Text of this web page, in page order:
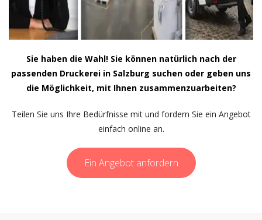
Sie haben die Wahl! Sie können natürlich nach der
passenden Druckerei in Salzburg suchen oder geben uns
die Möglichkeit, mit Ihnen zusammenzuarbeiten?
Teilen Sie uns Ihre Bedürfnisse mit und fordern Sie ein Angebot
einfach online an.
Ein Angebot anfordern